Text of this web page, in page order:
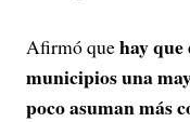
Afirmó quehay
municipios una
poco asuman más